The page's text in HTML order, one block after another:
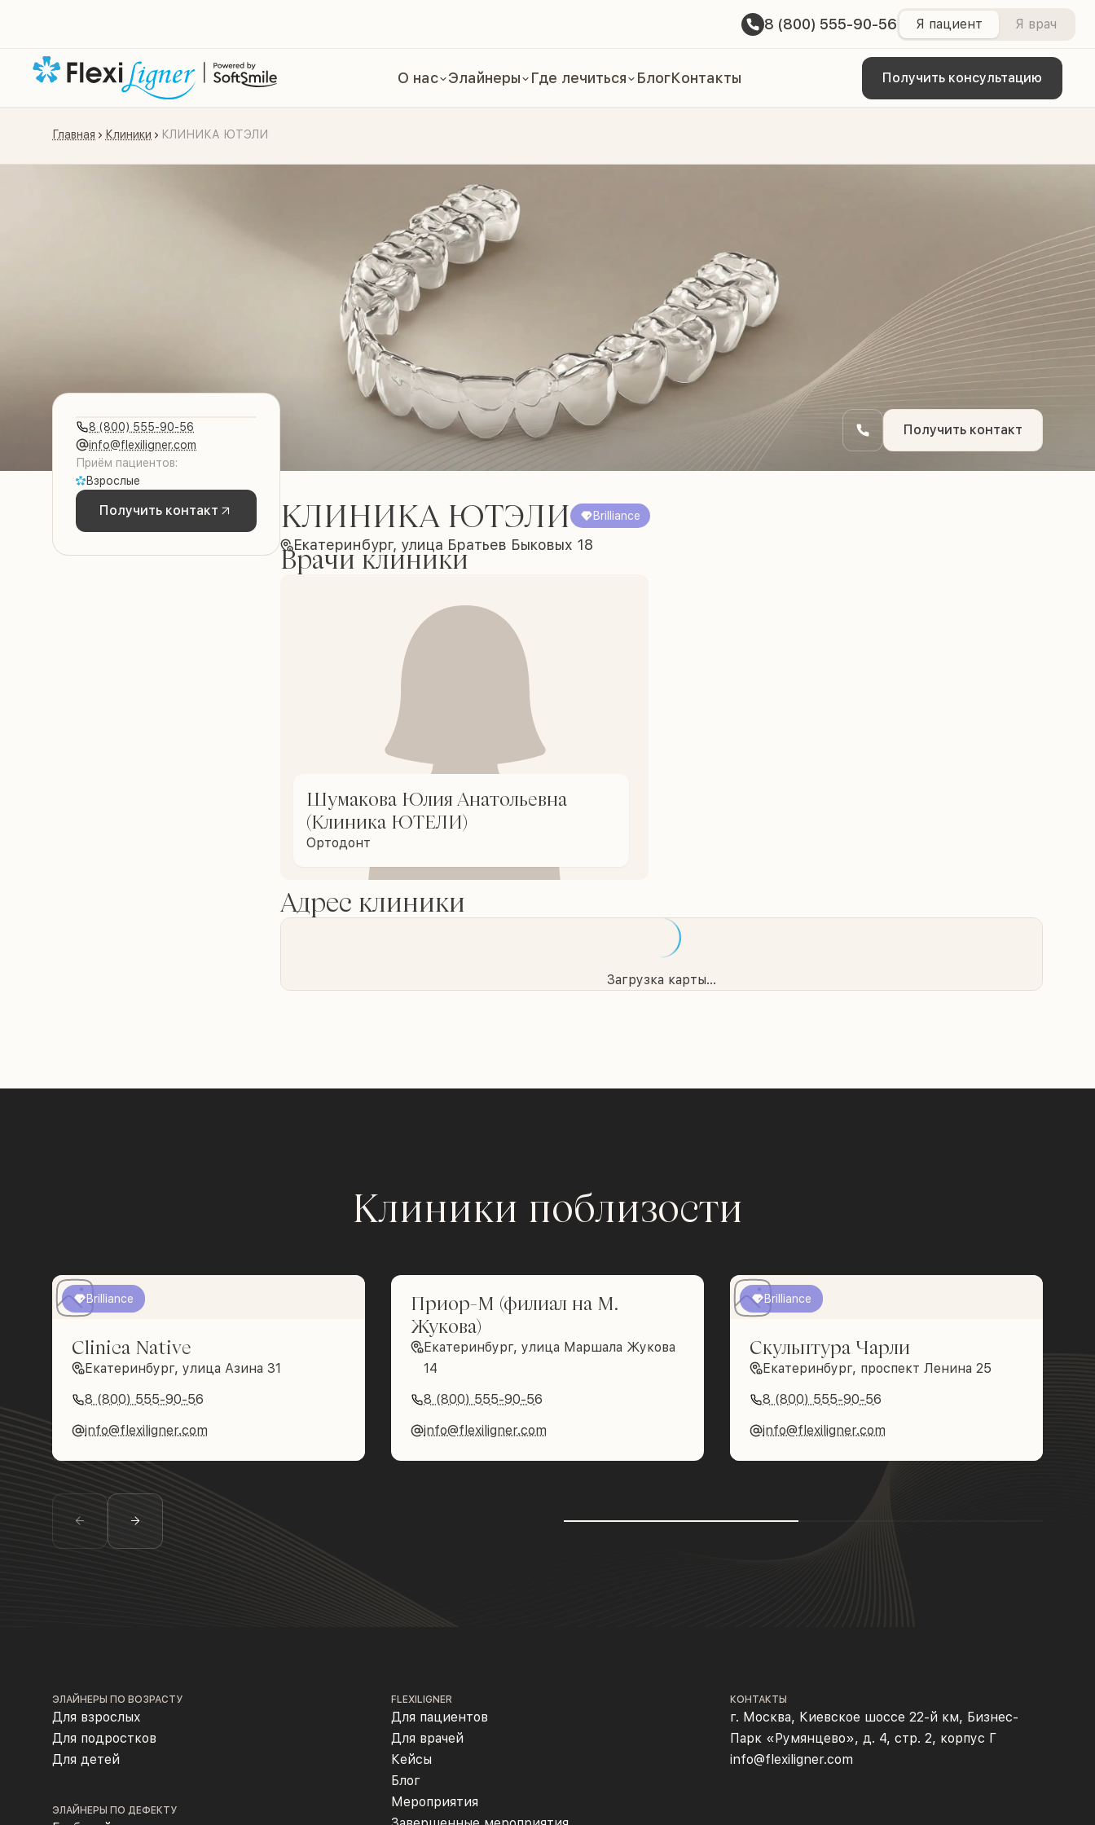
8 (800) 555-90-56 Я пациент Я врач
О нас Элайнеры Где лечиться БлогКонтакты Получить консультацию
Главная Клиники КЛИНИКА ЮТЭЛИ
Получить контакт
8 (800) 555-90-56
info@flexiligner.com
Приём пациентов:
Взрослые
Получить контакт КЛИНИКА ЮТЭЛИ Brilliance
Екатеринбург, улица Братьев Быковых 18
Врачи клиники
Шумакова Юлия Анатольевна
(Клиника ЮТЕЛИ)
Ортодонт
Адрес клиники
Загрузка карты...
Клиники поблизости
Brilliance
Clinica Native
Екатеринбург, улица Азина 31
8 (800) 555-90-56
info@flexiligner.com
Приор-М (филиал на М.
Жукова)
Екатеринбург, улица Маршала Жукова
14
8 (800) 555-90-56
info@flexiligner.com
Brilliance
Скульптура Чарли
Екатеринбург, проспект Ленина 25
8 (800) 555-90-56
info@flexiligner.com
ЭЛАЙНЕРЫ ПО ВОЗРАСТУ
Для взрослых
Для подростков
Для детей
ЭЛАЙНЕРЫ ПО ДЕФЕКТУ
FLEXILIGNER
Для пациентов
Для врачей
Кейсы
Блог
Мероприятия
КОНТАКТЫ
г. Москва, Киевское шоссе 22-й км, Бизнес-
Парк «Румянцево», д. 4, стр. 2, корпус Г
info@flexiligner.com